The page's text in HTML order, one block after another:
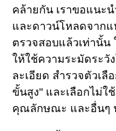
คล้ายกัน เราขอแนะ
และดาวน์โหลดจากแ
ตรวจสอบแล้วเท่านั้น
ให้ใช้ความระมัดระวั
ละเอียด สำรวจตัวเลื
ขั้นสูง" และเลือกไม่ใ
คุณลักษณะ และอื่นๆ